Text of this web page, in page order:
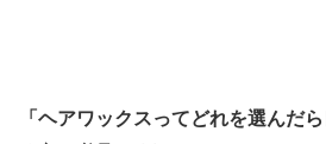
「ヘアワックスってどれを選んだら